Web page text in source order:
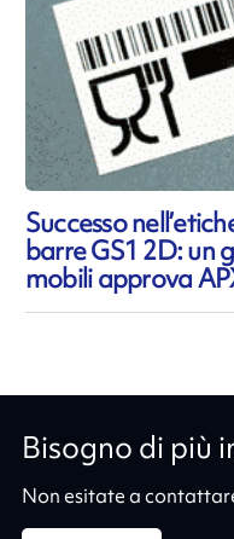
Successo
barre GS1 2D: un
mobili approva
Bisogno di più
Non esitate a